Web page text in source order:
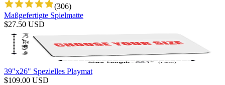
(306)
Maßgefertigte Spielmatte
$27.50 USD
39"x26" Spezielles Playmat
$109.00 USD